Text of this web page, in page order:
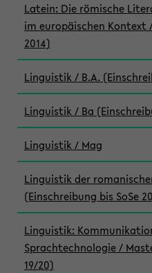
Latein: Die römische
im europäischen Kontext
2014)
Linguistik / B.A.
Linguistik / Ba
Linguistik / Mag
Linguistik der
(Einschreibung bis SoSe
Linguistik:
Sprachtechnologie /
19/20)